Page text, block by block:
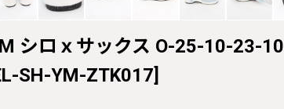
シロｘサックス O-25-10-23-
SH-YM-ZTK017]